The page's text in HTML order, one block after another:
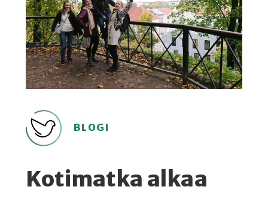
BLOGI
Kotimatka alkaa